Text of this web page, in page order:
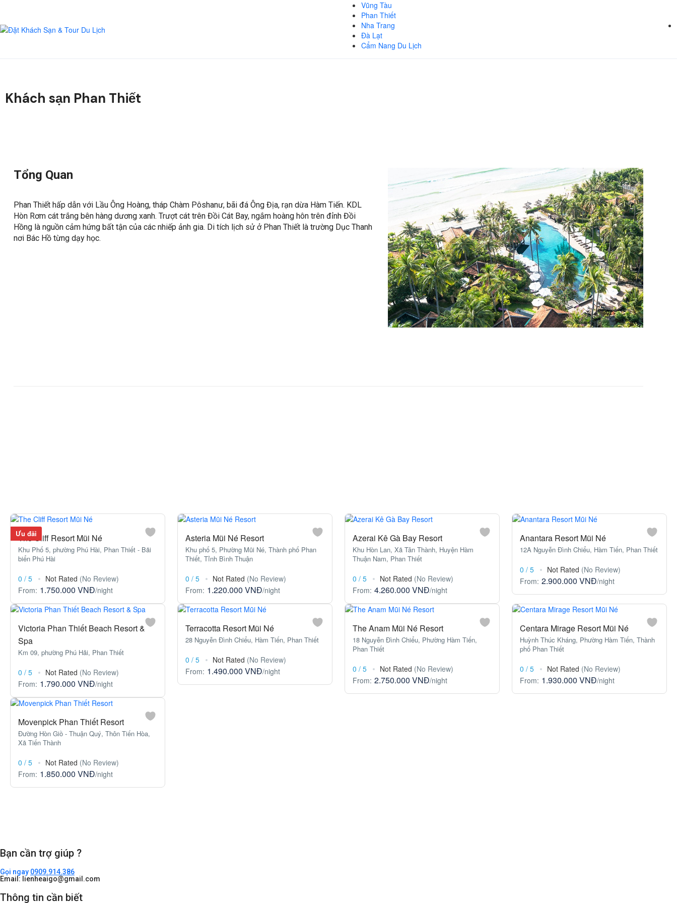
Vũng Tàu
Phan Thiết
Nha Trang
Đà Lạt
Cẩm Nang Du Lịch
Khách sạn Phan Thiết
Tổng Quan
Phan Thiết hấp dẫn với Lầu Ông Hoàng, tháp Chàm Pôshanư, bãi đá Ông Địa, rạn dừa Hàm Tiến. KDL
Hòn Rơm cát trắng bên hàng dương xanh. Trượt cát trên Đồi Cát Bay, ngắm hoàng hôn trên đỉnh Đồi
Hồng là nguồn cảm hứng bất tận của các nhiếp ảnh gia. Di tích lịch sử ở Phan Thiết là trường Dục Thanh
nơi Bác Hồ từng dạy học.
Ưu đãi
The Cliff Resort Mũi Né
Khu Phố 5, phường Phú Hài, Phan Thiết - Bãi
biển Phú Hài
0 / 5 Not Rated (No Review)
From: 1.750.000 VNĐ/night
Asteria Mũi Né Resort
Khu phố 5, Phường Mũi Né, Thành phố Phan
Thiết, Tỉnh Bình Thuận
0 / 5 Not Rated (No Review)
From: 1.220.000 VNĐ/night
Azerai Kê Gà Bay Resort
Khu Hòn Lan, Xã Tân Thành, Huyện Hàm
Thuận Nam, Phan Thiết
0 / 5 Not Rated (No Review)
From: 4.260.000 VNĐ/night
Anantara Resort Mũi Né
12A Nguyễn Đình Chiểu, Hàm Tiến, Phan Thiết
0 / 5 Not Rated (No Review)
From: 2.900.000 VNĐ/night
Victoria Phan Thiết Beach Resort &
Spa
Km 09, phường Phú Hải, Phan Thiết
0 / 5 Not Rated (No Review)
From: 1.790.000 VNĐ/night
Terracotta Resort Mũi Né
28 Nguyễn Đình Chiểu, Hàm Tiến, Phan Thiết
0 / 5 Not Rated (No Review)
From: 1.490.000 VNĐ/night
The Anam Mũi Né Resort
18 Nguyễn Đình Chiểu, Phường Hàm Tiến,
Phan Thiết
0 / 5 Not Rated (No Review)
From: 2.750.000 VNĐ/night
Centara Mirage Resort Mũi Né
Huỳnh Thúc Kháng, Phường Hàm Tiến, Thành
phố Phan Thiết
0 / 5 Not Rated (No Review)
From: 1.930.000 VNĐ/night
Movenpick Phan Thiết Resort
Đường Hòn Giồ - Thuận Quý, Thôn Tiến Hòa,
Xã Tiến Thành
0 / 5 Not Rated (No Review)
From: 1.850.000 VNĐ/night
Bạn cần trợ giúp ?
Gọi ngay 0909.914.386
Email: lienheaigo@gmail.com
Thông tin cần biết